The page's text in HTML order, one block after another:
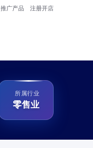
推广产品 注册开店
所属行业
零售业